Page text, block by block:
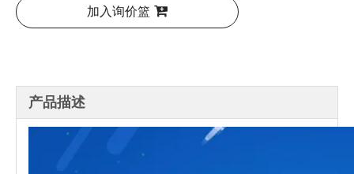
加入询价篮
产品描述